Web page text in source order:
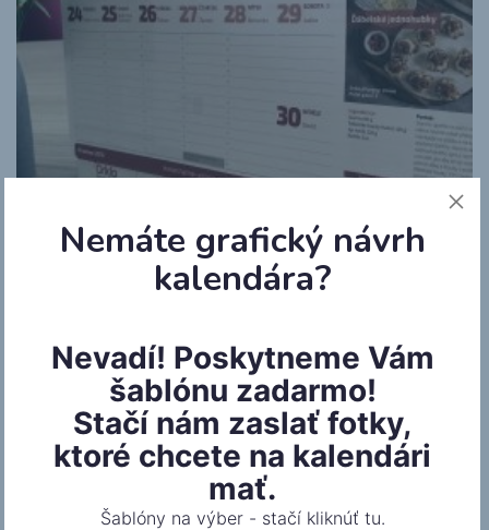
Nemáte grafický návrh
kalendára?
Nevadí! Poskytneme Vám
šablónu zadarmo!
Stačí nám zaslať fotky,
ktoré chcete na kalendári
mať.
Šablóny na výber - stačí kliknúť tu.